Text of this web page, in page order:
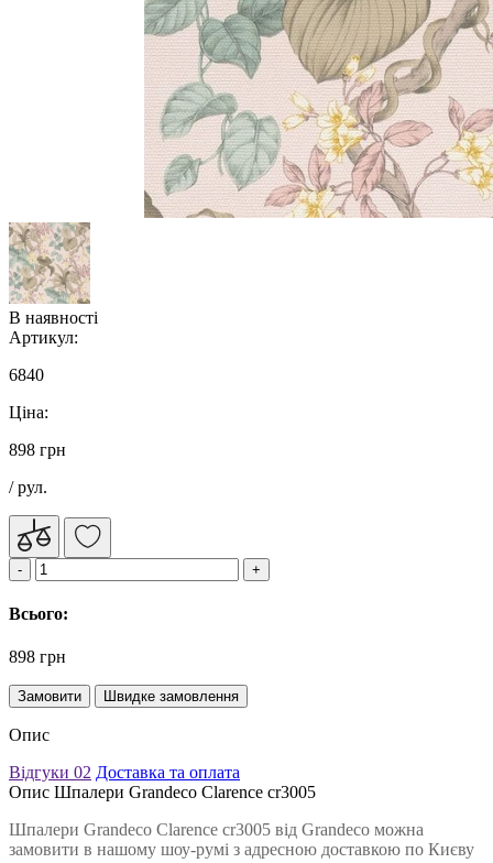
В наявності
Артикул:
6840
Ціна:
898 грн
/ рул.
Всього:
898 грн
Замовити Швидке замовлення
Опис
Відгуки 02 Доставка та оплата
Опис Шпалери Grandeco Clarence cr3005
Шпалери Grandeco Clarence cr3005 від Grandeco можна
замовити в нашому шоу-румі з адресною доставкою по Києву